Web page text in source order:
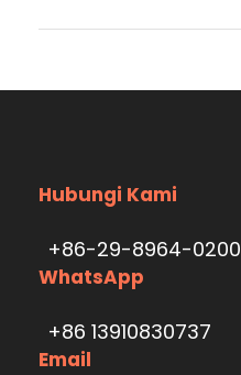
Hubungi Kami
+86-29-8964-0200
WhatsApp
+86 13910830737
Email